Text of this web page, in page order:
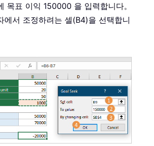
목표 이익 150000 을 입력합니다。
에서 조정하려는 셀(B4)을 선택합니